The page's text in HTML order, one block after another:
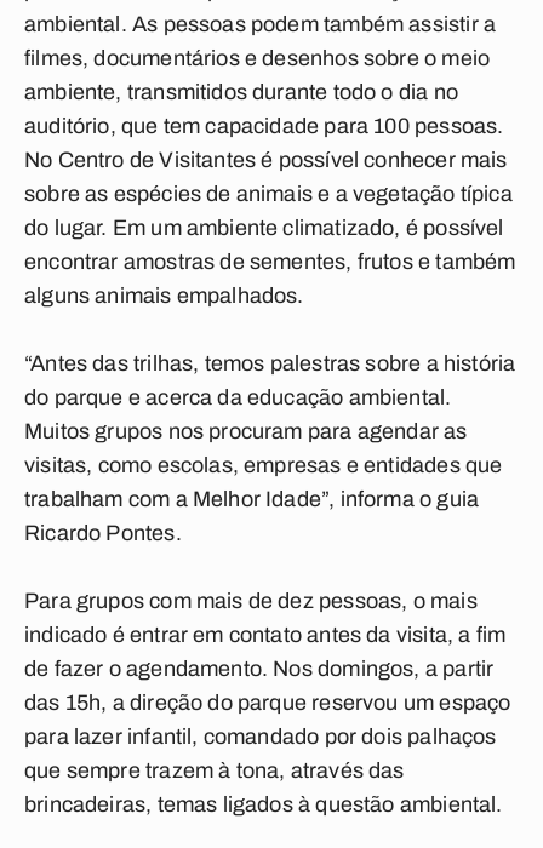
ambiental. As pessoas podem também assistir a
filmes, documentários e desenhos sobre o meio
ambiente, transmitidos durante todo o dia no
auditório, que tem capacidade para 100 pessoas.
No Centro de Visitantes é possível conhecer mais
sobre as espécies de animais e a vegetação típica
do lugar. Em um ambiente climatizado, é possível
encontrar amostras de sementes, frutos e também
alguns animais empalhados.
“Antes das trilhas, temos palestras sobre a história
do parque e acerca da educação ambiental.
Muitos grupos nos procuram para agendar as
visitas, como escolas, empresas e entidades que
trabalham com a Melhor Idade”, informa o guia
Ricardo Pontes.
Para grupos com mais de dez pessoas, o mais
indicado é entrar em contato antes da visita, a fim
de fazer o agendamento. Nos domingos, a partir
das 15h, a direção do parque reservou um espaço
para lazer infantil, comandado por dois palhaços
que sempre trazem à tona, através das
brincadeiras, temas ligados à questão ambiental.